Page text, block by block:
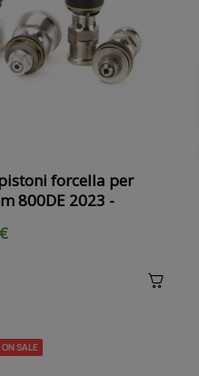
forcella per
800DE 2023 -
ON SALE